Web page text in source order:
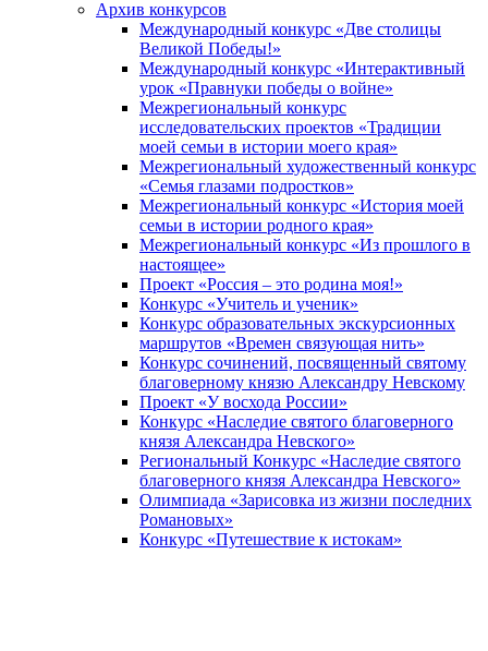
Архив конкурсов
Международный конкурс «Две столицы
Великой Победы!»
Международный конкурс «Интерактивный
урок «Правнуки победы о войне»
Межрегиональный конкурс
исследовательских проектов «Традиции
моей семьи в истории моего края»
Межрегиональный художественный конкурс
«Семья глазами подростков»
Межрегиональный конкурс «История моей
семьи в истории родного края»
Межрегиональный конкурс «Из прошлого в
настоящее»
Проект «Россия – это родина моя!»
Конкурс «Учитель и ученик»
Конкурс образовательных экскурсионных
маршрутов «Времен связующая нить»
Конкурс сочинений, посвященный святому
благоверному князю Александру Невскому
Проект «У восхода России»
Конкурс «Наследие святого благоверного
князя Александра Невского»
Региональный Конкурс «Наследие святого
благоверного князя Александра Невского»
Олимпиада «Зарисовка из жизни последних
Романовых»
Конкурс «Путешествие к истокам»